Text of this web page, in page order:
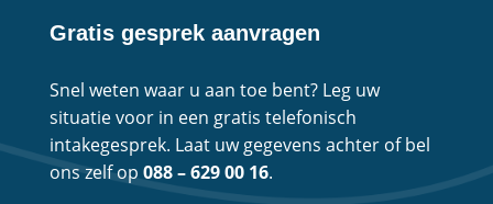
Gratis gesprek aanvragen
Snel weten waar u aan toe bent? Leg uw
situatie voor in een gratis telefonisch
intakegesprek. Laat uw gegevens achter of bel
ons zelf op 088 – 629 00 16.